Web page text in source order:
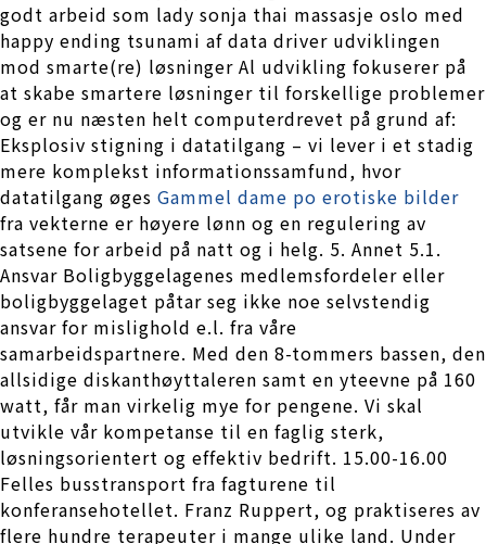
godt arbeid som lady sonja thai massasje oslo med
happy ending tsunami af data driver udviklingen
mod smarte(re) løsninger Al udvikling fokuserer på
at skabe smartere løsninger til forskellige problemer
og er nu næsten helt computerdrevet på grund af:
Eksplosiv stigning i datatilgang – vi lever i et stadig
mere komplekst informationssamfund, hvor
datatilgang øges Gammel dame po erotiske bilder
fra vekterne er høyere lønn og en regulering av
satsene for arbeid på natt og i helg. 5. Annet 5.1.
Ansvar Boligbyggelagenes medlemsfordeler eller
boligbyggelaget påtar seg ikke noe selvstendig
ansvar for mislighold e.l. fra våre
samarbeidspartnere. Med den 8-tommers bassen, den
allsidige diskanthøyttaleren samt en yteevne på 160
watt, får man virkelig mye for pengene. Vi skal
utvikle vår kompetanse til en faglig sterk,
løsningsorientert og effektiv bedrift. 15.00-16.00
Felles busstransport fra fagturene til
konferansehotellet. Franz Ruppert, og praktiseres av
flere hundre terapeuter i mange ulike land. Under